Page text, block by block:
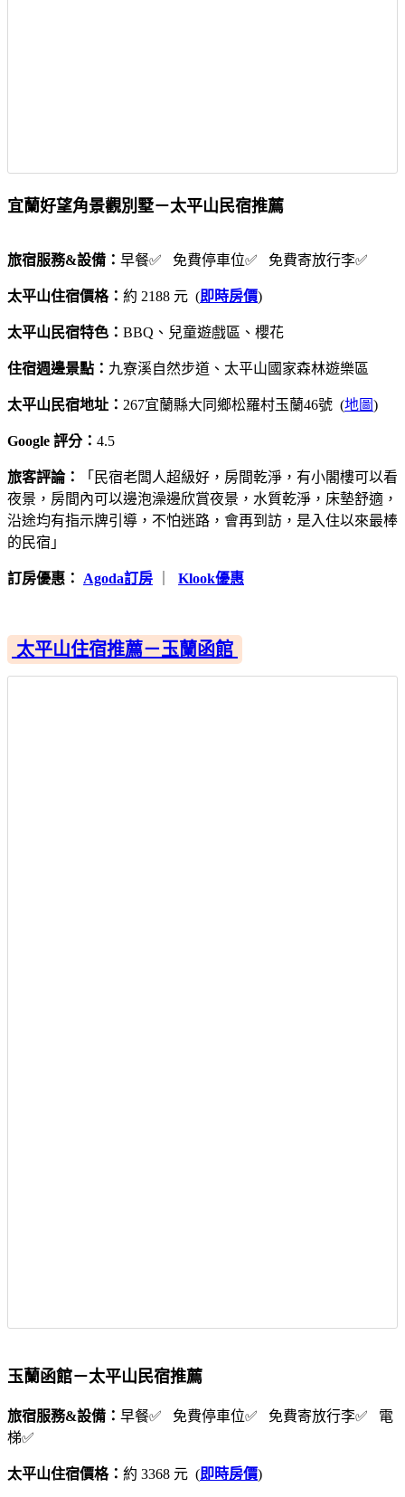
宜蘭好望角景觀別墅－太平山民宿推薦
旅宿服務&設備： 早餐✅ 免費停車位✅ 免費寄放行李✅
太平山住宿價格： 約 2188 元 (即時房價)
太平山民宿特色： BBQ、兒童遊戲區、櫻花
住宿週邊景點： 九寮溪自然步道、太平山國家森林遊樂區
太平山民宿地址： 267宜蘭縣大同鄉松羅村玉蘭46號 (地圖)
Google 評分： 4.5
旅客評論：
「民宿老闆人超級好，房間乾淨，有小閣樓可以看
夜景，房間內可以邊泡澡邊欣賞夜景，水質乾淨，床墊舒適，
沿途均有指示牌引導，不怕迷路，會再到訪，是入住以來最棒
的民宿」
訂房優惠： Agoda訂房 Klook優惠
太平山住宿推薦－玉蘭函館
玉蘭函館－太平山民宿推薦
旅宿服務&設備： 早餐✅ 免費停車位✅ 免費寄放行李✅ 電
梯✅
太平山住宿價格： 約 3368 元 (即時房價)